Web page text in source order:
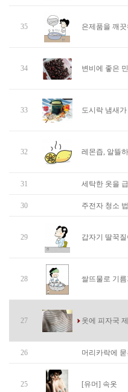
35 은제품을 깨
34 변비에 좋은
33 도시락 냄새
32 레몬즙, 알뜰
31 세탁한 옷을
30 주전자 청소 법
29 갑자기 딸꾹질
28 쌀뜨물로 기
27 옷에 피자국
26 머리카락에 묻
25 [유머] 속옷